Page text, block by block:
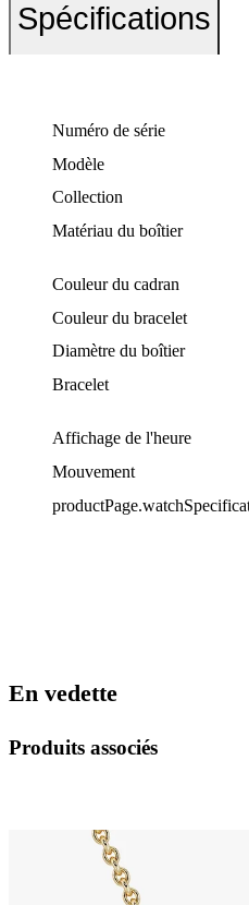
Spécifications
Numéro de série
Modèle
Collection
Matériau du boîtier
Couleur du cadran
Couleur du bracelet
Diamètre du boîtier
Bracelet
Affichage de l'heure
Mouvement
En vedette
Produits associés